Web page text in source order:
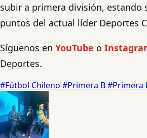
subir a primera división, estando
puntos del actual líder Deportes
Síguenos en YouTube o
Deportes.
#Fútbol Chileno #Primera B#Primera